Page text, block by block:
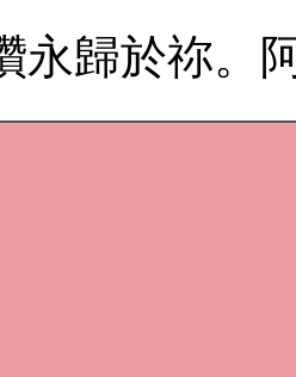
永歸於祢。